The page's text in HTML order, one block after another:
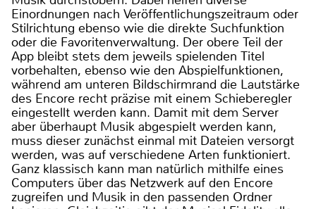
Einordnungen nach Veröffentlichungszeitraum oder
Stilrichtung ebenso wie die direkte Suchfunktion
oder die Favoritenverwaltung. Der obere Teil der
App bleibt stets dem jeweils spielenden Titel
vorbehalten, ebenso wie den Abspielfunktionen,
während am unteren Bildschirmrand die Lautstärke
des Encore recht präzise mit einem Schieberegler
eingestellt werden kann. Damit mit dem Server
aber überhaupt Musik abgespielt werden kann,
muss dieser zunächst einmal mit Dateien versorgt
werden, was auf verschiedene Arten funktioniert.
Ganz klassisch kann man natürlich mithilfe eines
Computers über das Netzwerk auf den Encore
zugreifen und Musik in den passenden Ordner